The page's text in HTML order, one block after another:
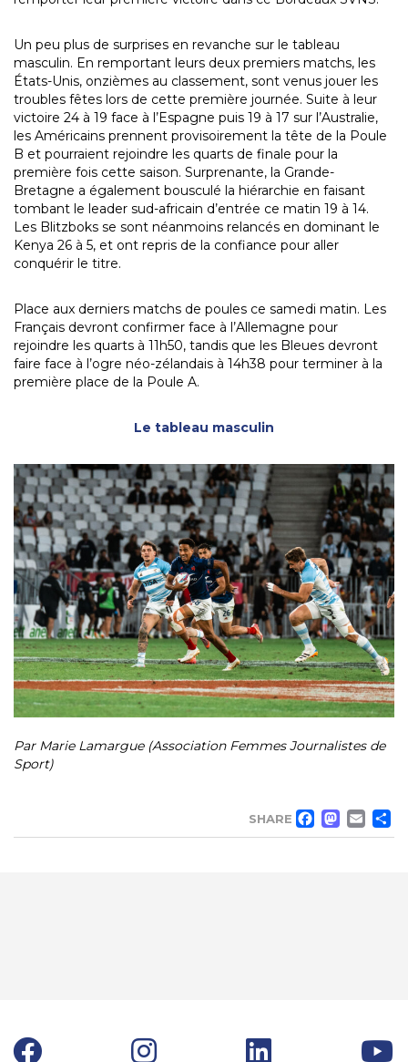
Un peu plus de surprises en revanche sur le tableau
masculin. En remportant leurs deux premiers matchs, les
États-Unis, onzièmes au classement, sont venus jouer les
troubles fêtes lors de cette première journée. Suite à leur
victoire 24 à 19 face à l’Espagne puis 19 à 17 sur l’Australie,
les Américains prennent provisoirement la tête de la Poule
B et pourraient rejoindre les quarts de finale pour la
première fois cette saison. Surprenante, la Grande-
Bretagne a également bousculé la hiérarchie en faisant
tombant le leader sud-africain d’entrée ce matin 19 à 14.
Les Blitzboks se sont néanmoins relancés en dominant le
Kenya 26 à 5, et ont repris de la confiance pour aller
conquérir le titre.
Place aux derniers matchs de poules ce samedi matin. Les
Français devront confirmer face à l’Allemagne pour
rejoindre les quarts à 11h50, tandis que les Bleues devront
faire face à l’ogre néo-zélandais à 14h38 pour terminer à la
première place de la Poule A.
Le tableau masculin
Par Marie Lamargue (Association Femmes Journalistes de
Sport)
SHARE